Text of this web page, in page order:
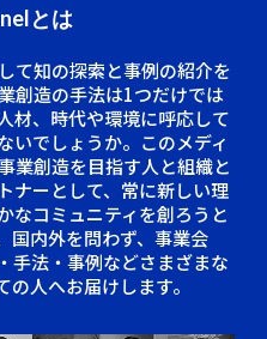
とは
て知の探索と事例の紹介を
創造の手法は1つだけでは
材、時代や環境に呼応して
いでしょうか。このメディ
業創造を目指す人と組織と
ナーとして、常に新しい理
なコミュニティを創ろうと
国内外を問わず、事業会
手法・事例などさまざまな
人へお届けします。